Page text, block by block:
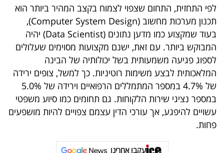
דרושים
ניוזלטרים
מייל
אדום
לפי התחזית, התחום שצפוי לצמוח בקצב המהיר ביותר הוא
תכנון מערכות מחשוב (Computer System Design),
בעוד שמקצוע כמו מדען נתונים (Data Scientist) יהיה
המבוקש ביותר. עם זאת, ישנם מקצועות מסוימים שעלולים
לספוג פגיעה משמעותית בשל יכולותיה של הבינה
המלאכותית לבצע משימות רוטיניות. כך למשל, צופים ירידה
של 4.7% במספר המתמללים הרפואיים וירידה של 5.0%
במספר נציגי שירות הלקוחות. גם תחומים כמו סיוע משפטי
עשויים להיפגע, אך עורכי הדין עצמם צפויים להיות מושפעים
פחות.
עקבו אחרינו